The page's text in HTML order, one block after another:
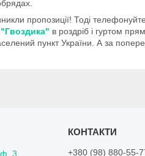
пропозиції! Тоді
"Гвоздика" в роздріб і гуртом
пункт України. А за
3, +380 (98) 880-55-